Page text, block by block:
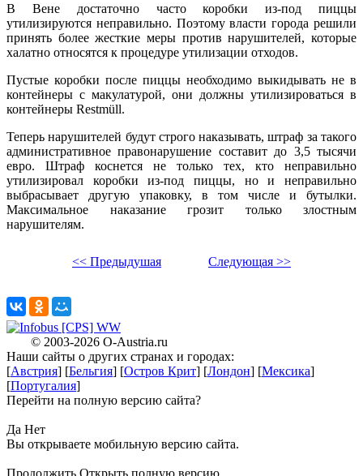
В Вене достаточно часто коробки из-под пиццы
утилизируются неправильно. Поэтому власти города решили
принять более жесткие меры против нарушителей, которые
халатно относятся к процедуре утилизации отходов.
Пустые коробки после пиццы необходимо выкидывать не в
контейнеры с макулатурой, они должны утилизироваться в
контейнеры Restmüll.
Теперь нарушителей будут строго наказывать, штраф за такого
административное правонарушение составит до 3,5 тысячи
евро. Штраф коснется не только тех, кто неправильно
утилизировал коробки из-под пиццы, но и неправильно
выбрасывает другую упаковку, в том числе и бутылки.
Максимальное наказание грозит только злостным
нарушителям.
<< Предыдушая Следующая >>
© 2003-2026 O-Austria.ru
Наши сайты о других странах и городах:
[Австрия] [Бельгия] [Остров Крит] [Лондон] [Мексика]
[Португалия]
Перейти на полную версию сайта?
Да Нет
Вы открываете мобильную версию сайта.
Продолжить Открыть полную версию